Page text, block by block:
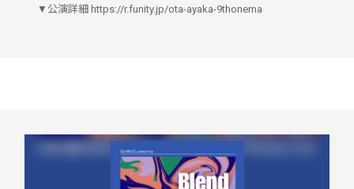
▼公演詳細 https://r.funity.jp/ota-ayaka-9thonema